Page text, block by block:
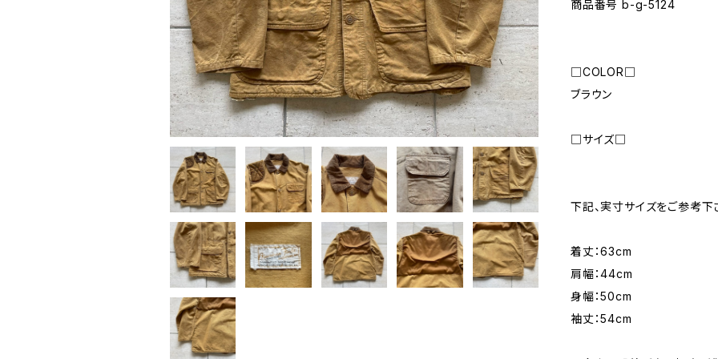
商品番号 b-g-5124
□COLOR□
ブラウン
□サイズ□
下記、実寸サイズをご参考下
着丈：63cm
肩幅：44cm
身幅：50cm
袖丈：54cm